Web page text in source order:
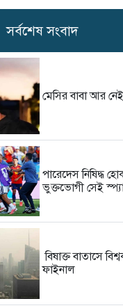
সর্বশেষ সংবাদ
মেসির বাবা আর নেই
পারেদেস নিষিদ্ধ
ভুক্তভোগী সেই
বিষাক্ত বাতাসে
ফাইনাল